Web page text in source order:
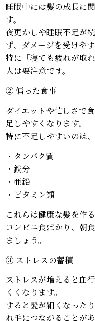
睡眠中には髪の成長に
す。
夜更かしや睡眠不足が
ず、ダメージを受けや
特に「寝ても疲れが取
人は要注意です。
② 偏った食事
ダイエットや忙しさで
足しやすくなります。
特に不足しやすいのは、
・タンパク質
・鉄分
・亜鉛
・ビタミン類
これらは健康な髪を作
コンビニ食ばかり、朝
ましょう。
③ ストレスの蓄積
ストレスが増えると血
くくなります。
すると髪が細くなった
れ毛につながることがあ